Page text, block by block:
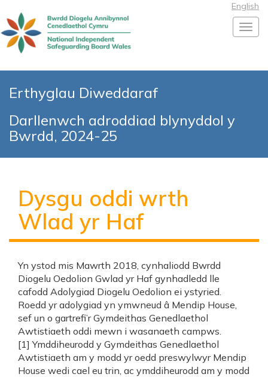
English
Erthyglau Diweddaraf
Darllenwch adroddiad blynyddol y
Bwrdd, 2024-25
Dysgu oddi wrth
Wlad yr Haf
Yn ystod mis Mawrth 2018, cynhaliodd Bwrdd
Diogelu Oedolion Gwlad yr Haf gynhadledd lle
cafodd Adolygiad Diogelu Oedolion ei ystyried.
Roedd yr adolygiad yn ymwneud â Mendip House,
sef un o gartrefi’r Gymdeithas Genedlaethol
Awtistiaeth oddi mewn i wasanaeth campws.
[1] Ymddiheurodd y Gymdeithas Genedlaethol
Awtistiaeth am y modd yr oedd preswylwyr Mendip
House wedi cael eu trin, ac ymddiheurodd am y modd